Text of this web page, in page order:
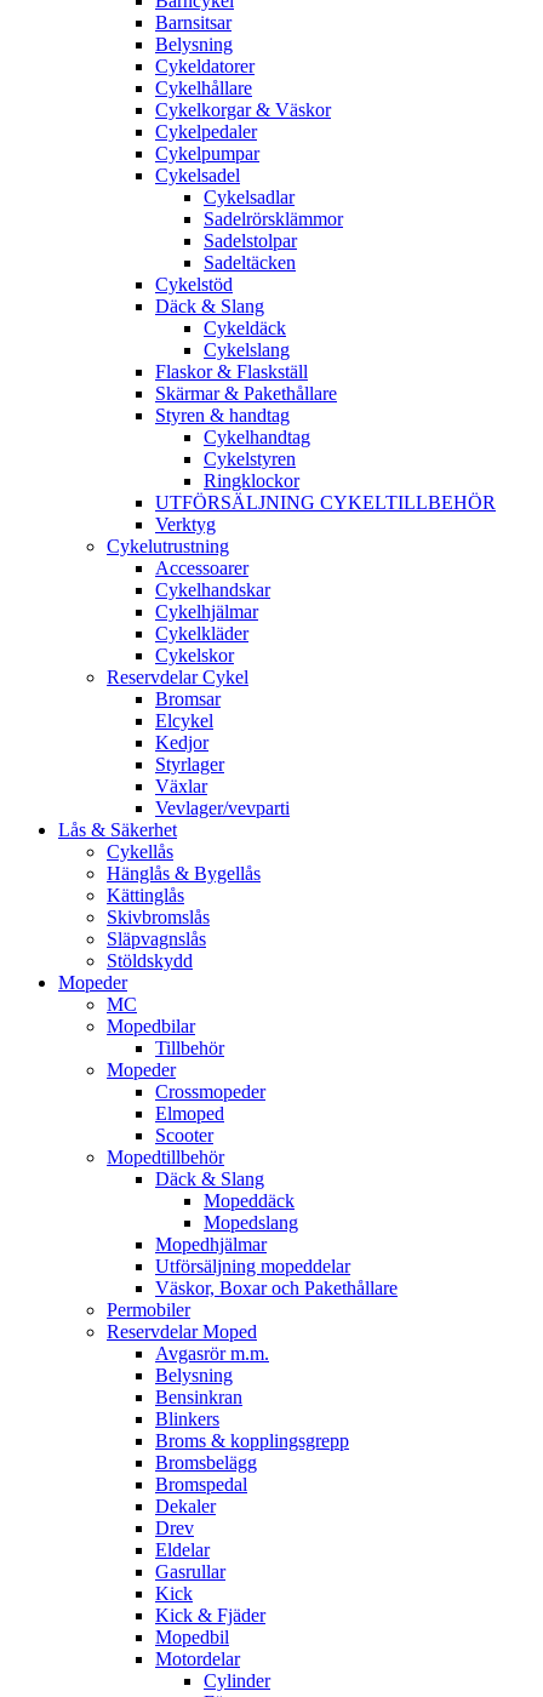
Barnsitsar
Belysning
Cykeldatorer
Cykelhållare
Cykelkorgar & Väskor
Cykelpedaler
Cykelpumpar
Cykelsadel
Cykelsadlar
Sadelrörsklämmor
Sadelstolpar
Sadeltäcken
Cykelstöd
Däck & Slang
Cykeldäck
Cykelslang
Flaskor & Flaskställ
Skärmar & Pakethållare
Styren & handtag
Cykelhandtag
Cykelstyren
Ringklockor
UTFÖRSÄLJNING CYKELTILLBEHÖR
Verktyg
Cykelutrustning
Accessoarer
Cykelhandskar
Cykelhjälmar
Cykelkläder
Cykelskor
Reservdelar Cykel
Bromsar
Elcykel
Kedjor
Styrlager
Växlar
Vevlager/vevparti
Lås & Säkerhet
Cykellås
Hänglås & Bygellås
Kättinglås
Skivbromslås
Släpvagnslås
Stöldskydd
Mopeder
MC
Mopedbilar
Tillbehör
Mopeder
Crossmopeder
Elmoped
Scooter
Mopedtillbehör
Däck & Slang
Mopeddäck
Mopedslang
Mopedhjälmar
Utförsäljning mopeddelar
Väskor, Boxar och Pakethållare
Permobiler
Reservdelar Moped
Avgasrör m.m.
Belysning
Bensinkran
Blinkers
Broms & kopplingsgrepp
Bromsbelägg
Bromspedal
Dekaler
Drev
Eldelar
Gasrullar
Kick
Kick & Fjäder
Mopedbil
Motordelar
Cylinder